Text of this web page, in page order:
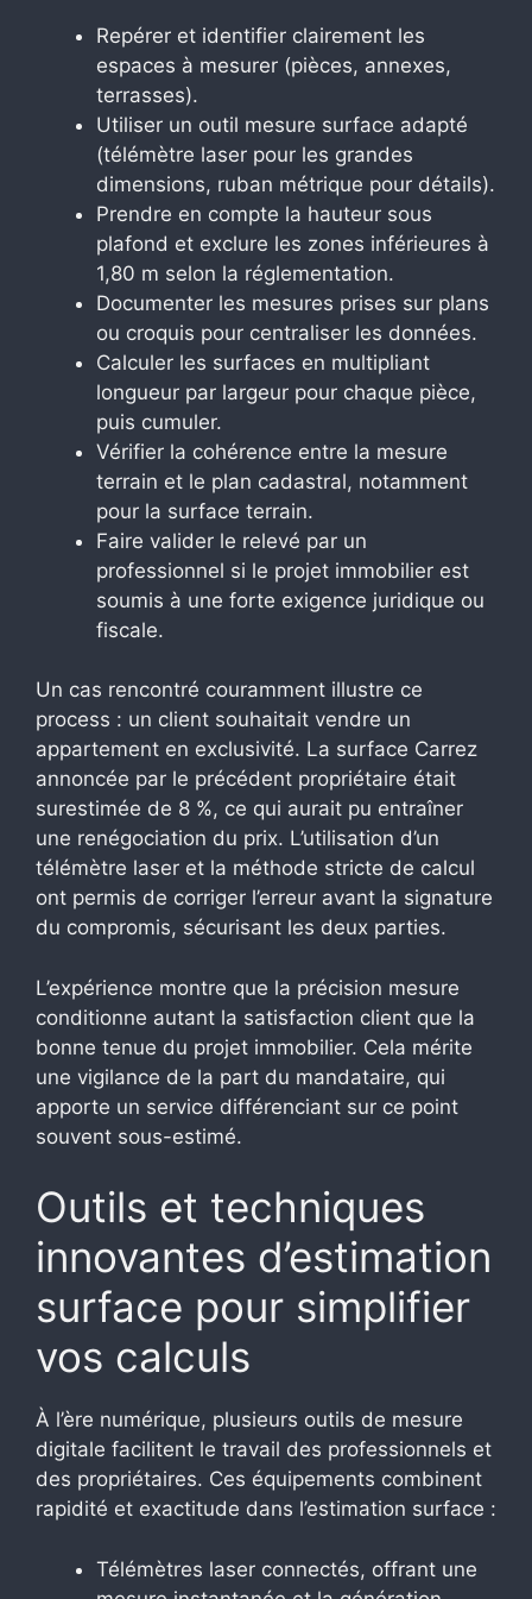
Repérer et identifier clairement les
espaces à mesurer (pièces, annexes,
terrasses).
Utiliser un outil mesure surface adapté
(télémètre laser pour les grandes
dimensions, ruban métrique pour détails).
Prendre en compte la hauteur sous
plafond et exclure les zones inférieures à
1,80 m selon la réglementation.
Documenter les mesures prises sur plans
ou croquis pour centraliser les données.
Calculer les surfaces en multipliant
longueur par largeur pour chaque pièce,
puis cumuler.
Vérifier la cohérence entre la mesure
terrain et le plan cadastral, notamment
pour la surface terrain.
Faire valider le relevé par un
professionnel si le projet immobilier est
soumis à une forte exigence juridique ou
fiscale.
Un cas rencontré couramment illustre ce
process : un client souhaitait vendre un
appartement en exclusivité. La surface Carrez
annoncée par le précédent propriétaire était
surestimée de 8 %, ce qui aurait pu entraîner
une renégociation du prix. L’utilisation d’un
télémètre laser et la méthode stricte de calcul
ont permis de corriger l’erreur avant la signature
du compromis, sécurisant les deux parties.
L’expérience montre que la précision mesure
conditionne autant la satisfaction client que la
bonne tenue du projet immobilier. Cela mérite
une vigilance de la part du mandataire, qui
apporte un service différenciant sur ce point
souvent sous-estimé.
Outils et techniques
innovantes d’estimation
surface pour simplifier
vos calculs
À l’ère numérique, plusieurs outils de mesure
digitale facilitent le travail des professionnels et
des propriétaires. Ces équipements combinent
rapidité et exactitude dans l’estimation surface :
Télémètres laser connectés, offrant une